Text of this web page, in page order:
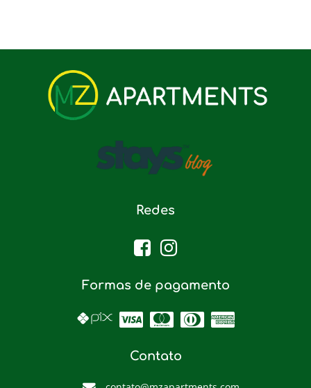
Redes
Formas de pagamento
Contato